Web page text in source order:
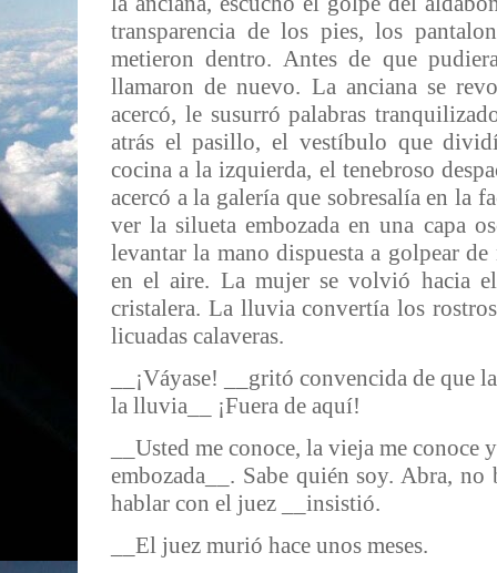
transparencia de los pies, los
metieron dentro. Antes de que
llamaron de nuevo. La anciana se
acercó, le susurró palabras
atrás el pasillo, el vestíbulo que
cocina a la izquierda, el tenebroso
acercó a la galería que sobresalía en la
ver la silueta embozada en una capa
levantar la mano dispuesta a golpear
en el aire. La mujer se volvió hacia
cristalera. La lluvia convertía los
licuadas calaveras.
__¡Váyase! __gritó convencida de que
la lluvia__ ¡Fuera de aquí!
__Usted me conoce, la vieja me
embozada__. Sabe quién soy. Abra,
hablar con el juez __insistió.
__El juez murió hace unos meses.